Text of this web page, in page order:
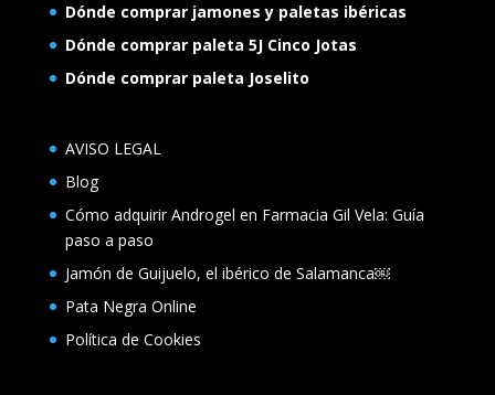
Dónde comprar jamones y paletas ibéricas
Dónde comprar paleta 5J Cinco Jotas
Dónde comprar paleta Joselito
AVISO LEGAL
Blog
Cómo adquirir Androgel en Farmacia Gil Vela: Guía
paso a paso
Jamón de Guijuelo, el ibérico de Salamanca￼
Pata Negra Online
Política de Cookies